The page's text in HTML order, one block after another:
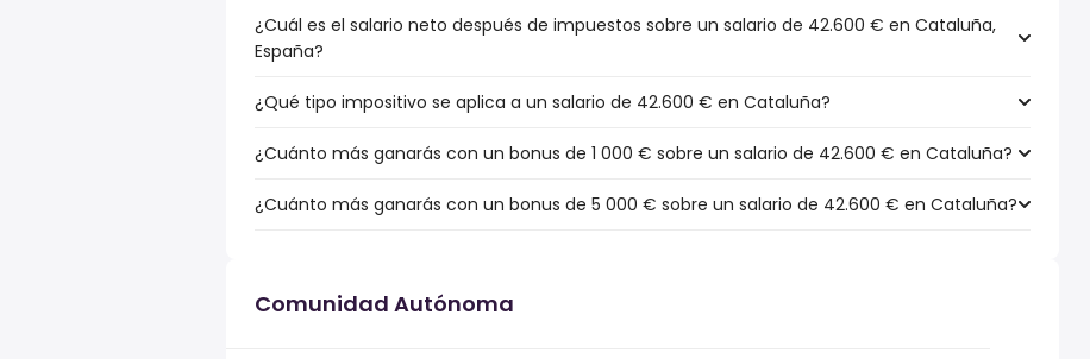
¿Cuál es el salario neto después de impuestos sobre un salario de 42.600 € en Cataluña,
España?
¿Qué tipo impositivo se aplica a un salario de 42.600 € en Cataluña?
¿Cuánto más ganarás con un bonus de 1 000 € sobre un salario de 42.600 € en Cataluña?
¿Cuánto más ganarás con un bonus de 5 000 € sobre un salario de 42.600 € en Cataluña?
Comunidad Autónoma